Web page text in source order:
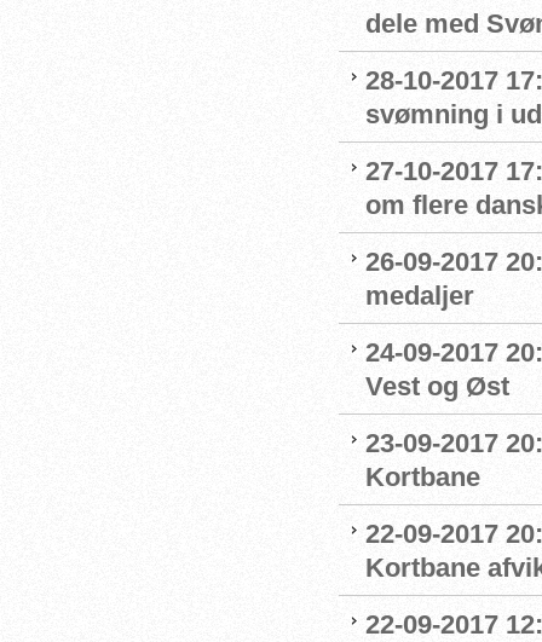
dele med
28-10-2017
svømning i
27-10-2017
om flere
26-09-2017
medaljer
24-09-2017
Vest og Øst
23-09-2017
Kortbane
22-09-2017
Kortbane
22-09-2017